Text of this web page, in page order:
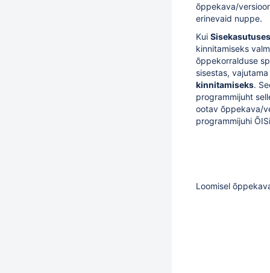
õppekava/
erinevaid nuppe.
Kui
kinnitamiseks
õppekorralduse
sisestas,
kinnitamiseks.
programmijuht
ootav õppekava/
programmijuhi
Loomisel